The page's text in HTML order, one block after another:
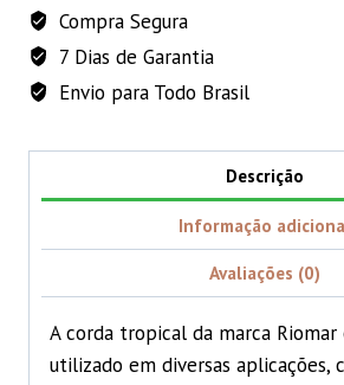
Multicolor
Riomar
(15
quantidade
Compra Segura
7 Dias de Garantia
Envio para Todo Brasil
Descrição
Informação
Avaliações (0)
A corda tropical da marca
utilizado em diversas aplicações,